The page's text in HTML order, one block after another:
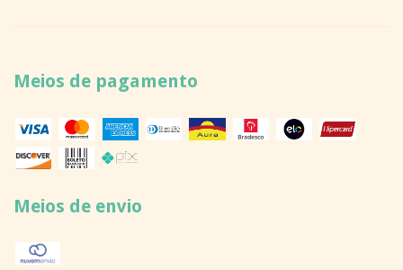
Meios de pagamento
Meios de envio